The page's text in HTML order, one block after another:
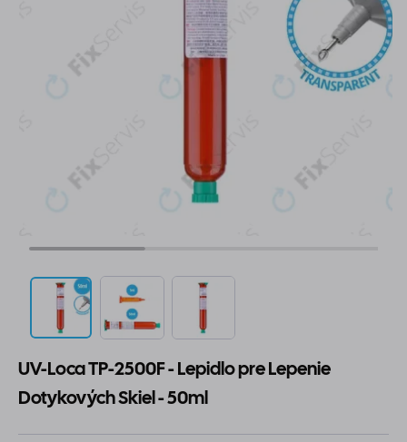
UV-Loca TP-2500F - Lepidlo pre Lepenie
Dotykových Skiel - 50ml